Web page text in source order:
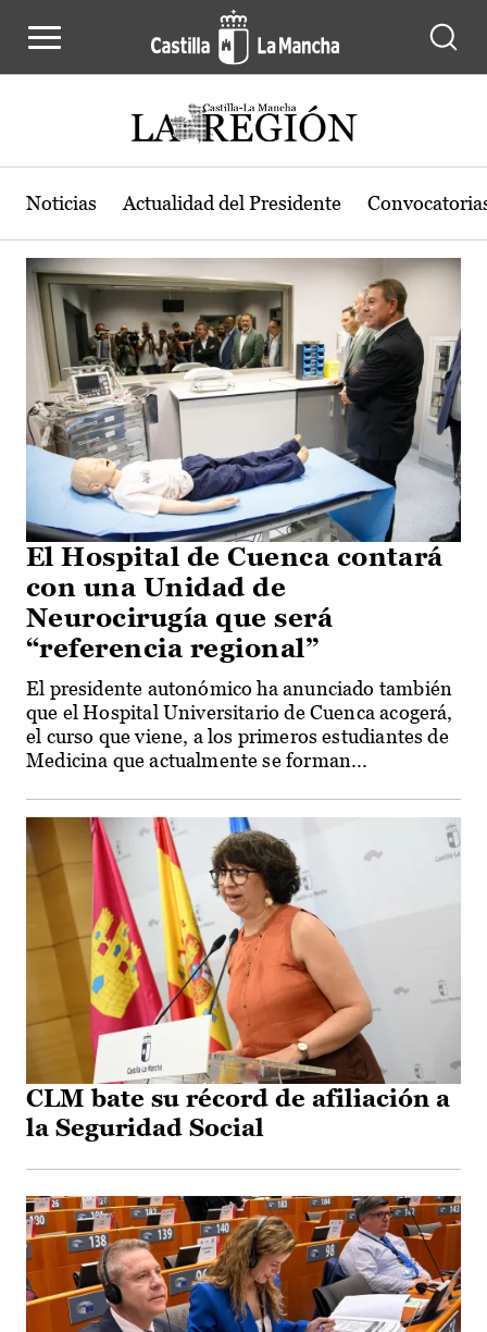
Actualidad de la región de Castilla-
Noticias Actualidad del Presidente
El Hospital de Cuenca contará
con una Unidad de
Neurocirugía que será
“referencia regional”
El presidente autonómico ha anunciado también
que el Hospital Universitario de Cuenca acogerá,
el curso que viene, a los primeros estudiantes de
Medicina que actualmente se forman...
CLM bate su récord de afiliación a
la Seguridad Social